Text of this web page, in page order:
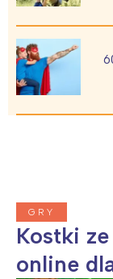
GRY
Kostki
online
Poznań
Wrocław